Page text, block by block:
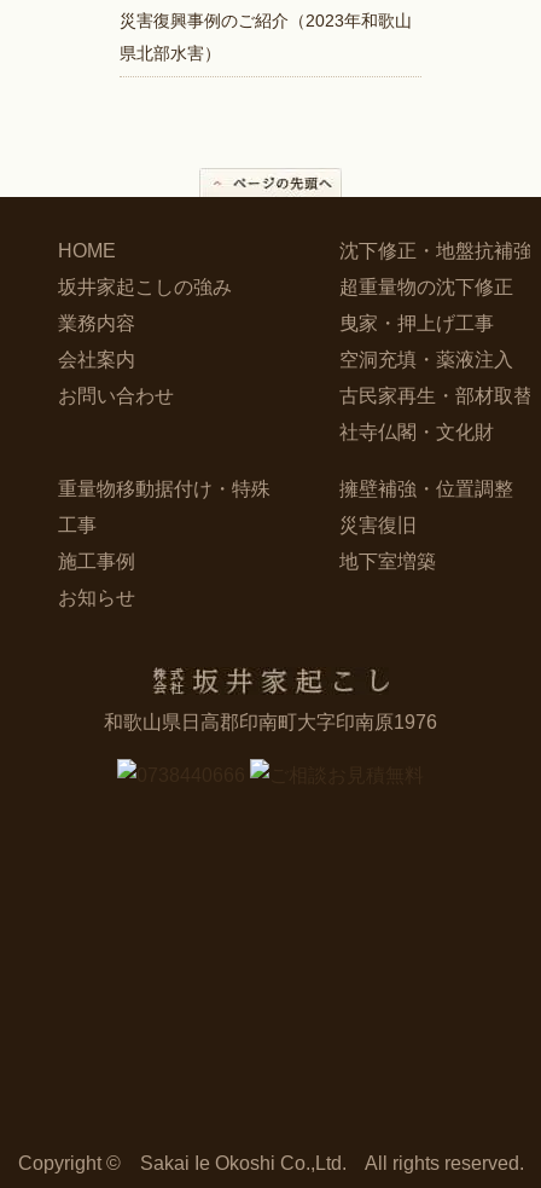
災害復興事例のご紹介（2023年和歌山
県北部水害）
HOME
坂井家起こしの強み
業務内容
会社案内
お問い合わせ
沈下修正・地盤抗補強
超重量物の沈下修正
曳家・押上げ工事
空洞充填・薬液注入
古民家再生・部材取替
社寺仏閣・文化財
重量物移動据付け・特殊
工事
施工事例
お知らせ
擁壁補強・位置調整
災害復旧
地下室増築
和歌山県日高郡印南町大字印南原1976
Copyright © Sakai Ie Okoshi Co.,Ltd. All rights reserved.